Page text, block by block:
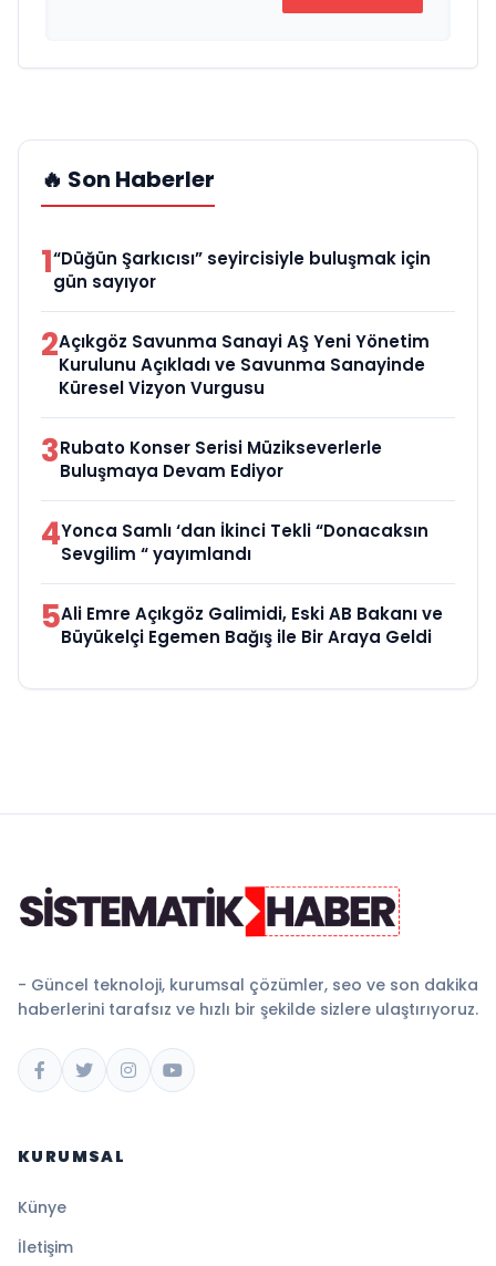
🔥 Son Haberler
1“Düğün Şarkıcısı” seyircisiyle buluşmak için
gün sayıyor
2Açıkgöz Savunma Sanayi AŞ Yeni Yönetim
Kurulunu Açıkladı ve Savunma Sanayinde
Küresel Vizyon Vurgusu
3Rubato Konser Serisi Müzikseverlerle
Buluşmaya Devam Ediyor
4Yonca Samlı ‘dan İkinci Tekli “Donacaksın
Sevgilim “ yayımlandı
5Ali Emre Açıkgöz Galimidi, Eski AB Bakanı ve
Büyükelçi Egemen Bağış ile Bir Araya Geldi
- Güncel teknoloji, kurumsal çözümler, seo ve son dakika
haberlerini tarafsız ve hızlı bir şekilde sizlere ulaştırıyoruz.
KURUMSAL
Künye
İletişim